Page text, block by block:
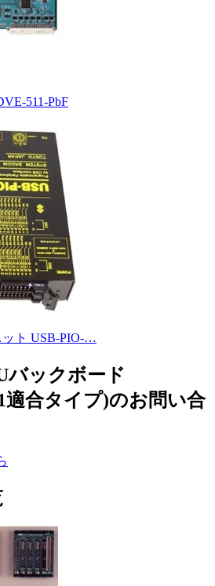
511-PbF
ト USB-PIO-…
バックボード
適合タイプ)のお問い合